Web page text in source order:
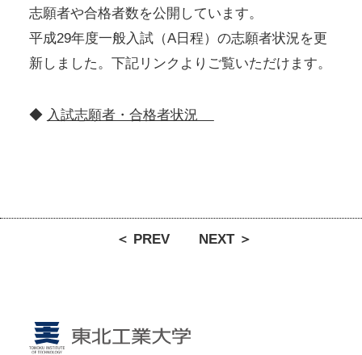
志願者や合格者数を公開しています。
平成29年度一般入試（A日程）の志願者状況を更
新しました。下記リンクよりご覧いただけます。
◆ 入試志願者・合格者状況
＜ PREV NEXT ＞